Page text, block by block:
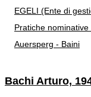
EGELI (Ente di
Pratiche nominative
Auersperg - Baini
Bachi Arturo,